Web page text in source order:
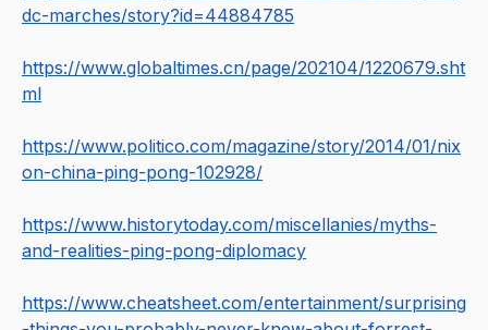
dc-marches/story?id=44884785
https://www.globaltimes.cn/page/202104/1220679.sht
ml
https://www.politico.com/magazine/story/2014/01/nix
on-china-ping-pong-102928/
https://www.historytoday.com/miscellanies/myths-
and-realities-ping-pong-diplomacy
https://www.cheatsheet.com/entertainment/surprising